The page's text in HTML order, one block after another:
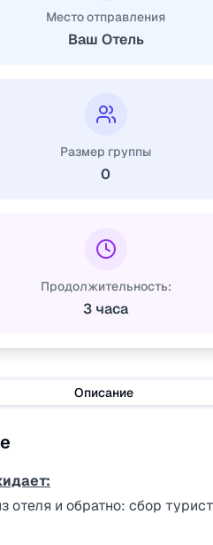
Место отправления
Ваш Отель
Размер группы
0
Продолжительность:
3 часа
Описание
отеля и обратно: сбор